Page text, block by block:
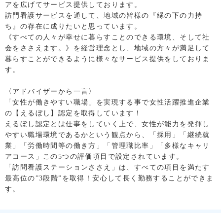
アを広げてサービス提供しております。
訪門看護サービスを通して、地域の皆様の『縁の下の力持
ち』の存在に成りたいと思っています。
《すべての人々が幸せに暮らすことのできる環境、そして社
会をささえます。》を経営理念とし、地域の方々が満足して
暮らすことができるように様々なサービス提供をしておりま
す。
〈アドバイザーから一言〉
「女性が働きやすい職場」を実現する事で女性活躍推進企業
の【えるぼし】認定を取得しています！
えるぼし認定とは仕事をしていく上で、女性が能力を発揮し
やすい職場環境であるかという観点から、「採用」「継続就
業」「労働時間等の働き方」「管理職比率」「多様なキャリ
アコース」この5つの評価項目で設定されています。
「訪問看護ステーションささえ」は、すべての項目を満たす
最高位の”3段階”を取得！安心して長く勤務することができま
す。